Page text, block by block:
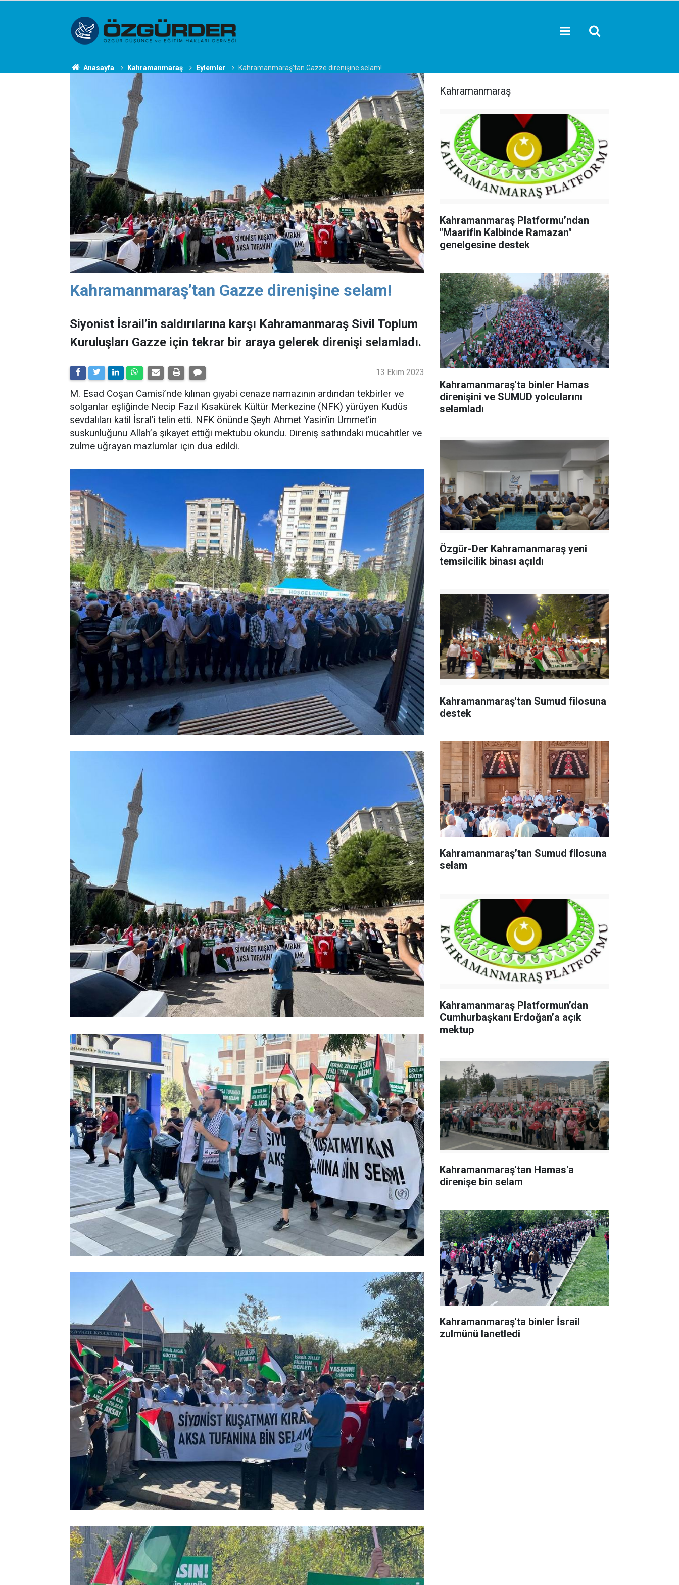
Anasayfa Kahramanmaraş Eylemler Kahramanmaraş’tan Gazze direnişine selam!
Kahramanmaraş’tan Gazze direnişine selam!
Siyonist İsrail’in saldırılarına karşı Kahramanmaraş Sivil Toplum
Kuruluşları Gazze için tekrar bir araya gelerek direnişi selamladı.
13 Ekim 2023
M. Esad Coşan Camisi’nde kılınan gıyabi cenaze namazının ardından tekbirler ve
solganlar eşliğinde Necip Fazıl Kısakürek Kültür Merkezine (NFK) yürüyen Kudüs
sevdalıları katil İsral’i telin etti. NFK önünde Şeyh Ahmet Yasin’in Ümmet’in
suskunluğunu Allah’a şikayet ettiği mektubu okundu. Direniş sathındaki mücahitler ve
zulme uğrayan mazlumlar için dua edildi.
Kahramanmaraş
Kahramanmaraş Platformu’ndan
"Maarifin Kalbinde Ramazan"
genelgesine destek
Kahramanmaraş'ta binler Hamas
direnişini ve SUMUD yolcularını
selamladı
Özgür-Der Kahramanmaraş yeni
temsilcilik binası açıldı
Kahramanmaraş'tan Sumud filosuna
destek
Kahramanmaraş’tan Sumud filosuna
selam
Kahramanmaraş Platformun’dan
Cumhurbaşkanı Erdoğan’a açık
mektup
Kahramanmaraş'tan Hamas'a
direnişe bin selam
Kahramanmaraş'ta binler İsrail
zulmünü lanetledi